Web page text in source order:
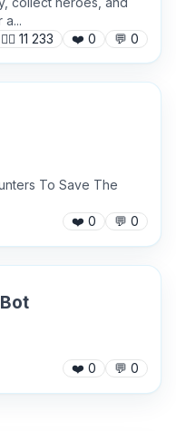
🙍‍♂️ 11 233 ❤️ 0 💬 0
To Save The
❤️ 0 💬 0
❤️ 0 💬 0